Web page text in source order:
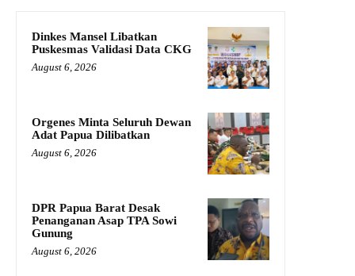
Dinkes Mansel Libatkan
Puskesmas Validasi Data CKG
August 6, 2026
Orgenes Minta Seluruh Dewan
Adat Papua Dilibatkan
August 6, 2026
DPR Papua Barat Desak
Penanganan Asap TPA Sowi
Gunung
August 6, 2026